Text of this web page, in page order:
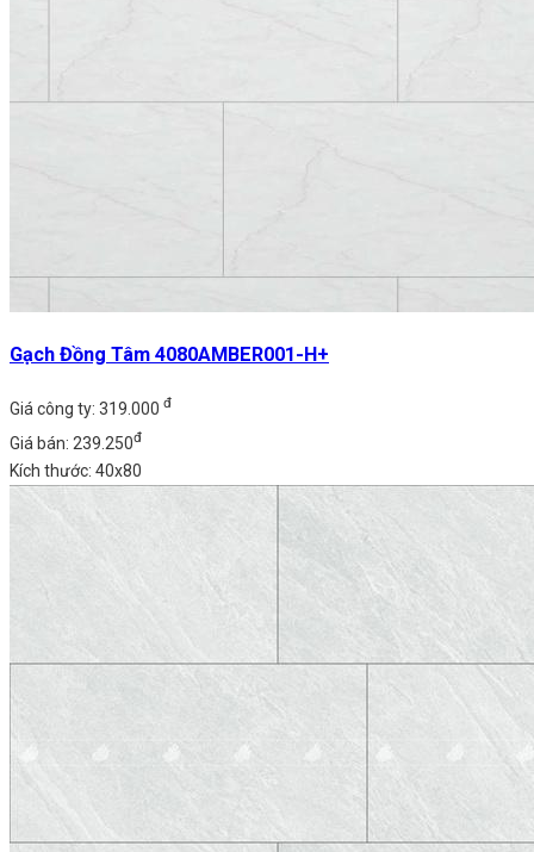
Gạch Đồng Tâm 4080AMBER001-H+
Giá công ty: 319.000 đ
Giá bán: 239.250đ
Kích thước: 40x80